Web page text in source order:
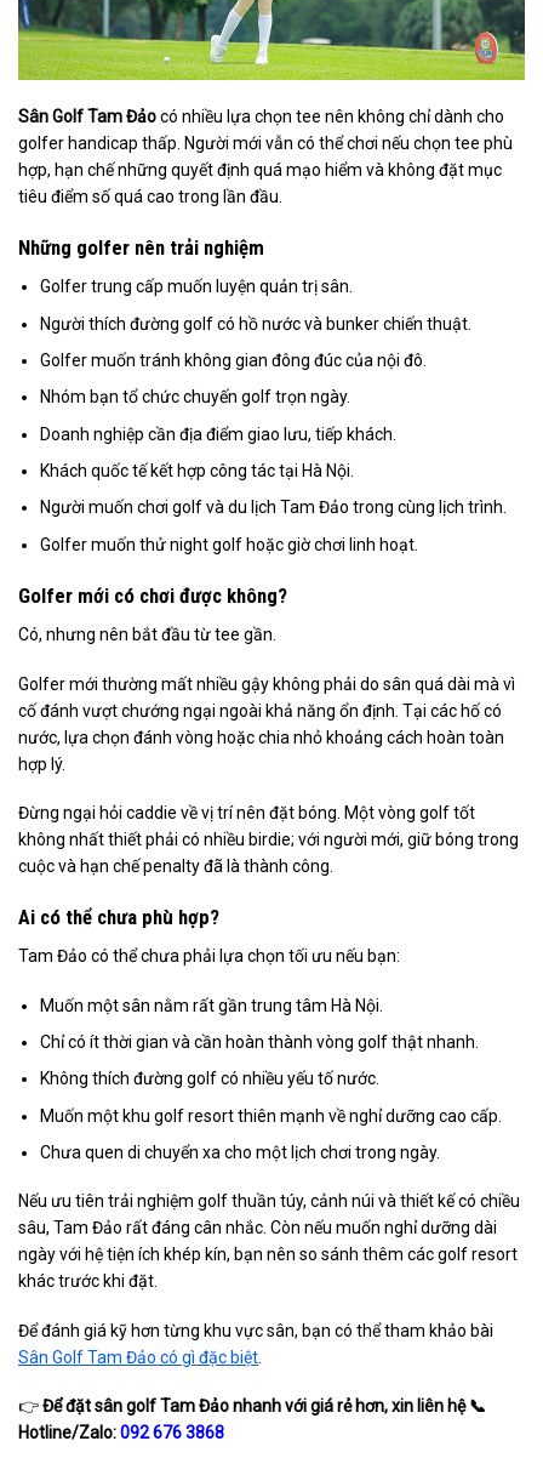
Sân Golf Tam Đảocó nhiều lựa chọn tee nên không chỉ dành cho
golfer handicap thấp. Người mới vẫn có thể chơi nếu chọn tee phù
hợp, hạn chế những quyết định quá mạo hiểm và không đặt mục
tiêu điểm số quá cao trong lần đầu.
Những golfer nên trải nghiệm
Golfer trung cấp muốn luyện quản trị sân.
Người thích đường golf có hồ nước và bunker chiến thuật.
Golfer muốn tránh không gian đông đúc của nội đô.
Nhóm bạn tổ chức chuyến golf trọn ngày.
Doanh nghiệp cần địa điểm giao lưu, tiếp khách.
Khách quốc tế kết hợp công tác tại Hà Nội.
Người muốn chơi golf và du lịch Tam Đảo trong cùng lịch trình.
Golfer muốn thử night golf hoặc giờ chơi linh hoạt.
Golfer mới có chơi được không?
Có, nhưng nên bắt đầu từ tee gần.
Golfer mới thường mất nhiều gậy không phải do sân quá dài mà vì
cố đánh vượt chướng ngại ngoài khả năng ổn định. Tại các hố có
nước, lựa chọn đánh vòng hoặc chia nhỏ khoảng cách hoàn toàn
hợp lý.
Đừng ngại hỏi caddie về vị trí nên đặt bóng. Một vòng golf tốt
không nhất thiết phải có nhiều birdie; với người mới, giữ bóng trong
cuộc và hạn chế penalty đã là thành công.
Ai có thể chưa phù hợp?
Tam Đảo có thể chưa phải lựa chọn tối ưu nếu bạn:
Muốn một sân nằm rất gần trung tâm Hà Nội.
Chỉ có ít thời gian và cần hoàn thành vòng golf thật nhanh.
Không thích đường golf có nhiều yếu tố nước.
Muốn một khu golf resort thiên mạnh về nghỉ dưỡng cao cấp.
Chưa quen di chuyển xa cho một lịch chơi trong ngày.
Nếu ưu tiên trải nghiệm golf thuần túy, cảnh núi và thiết kế có chiều
sâu, Tam Đảo rất đáng cân nhắc. Còn nếu muốn nghỉ dưỡng dài
ngày với hệ tiện ích khép kín, bạn nên so sánh thêm các golf resort
khác trước khi đặt.
Để đánh giá kỹ hơn từng khu vực sân, bạn có thể tham khảo bài
Sân Golf Tam Đảo có gì đặc biệt
👉Để đặt sân golfTam Đảo nhanh với giá rẻ hơn, xin liên hệ📞
Hotline/Zalo:092 676 3868